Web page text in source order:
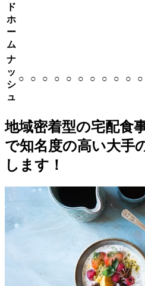
ド
ホ
ー
ム
ナ
ッ
シ
ュ
○ ○ ○ ○ ○ ○ ○ ○ ○ ○ ○
地域密着型の宅配食
で知名度の高い大手
します！